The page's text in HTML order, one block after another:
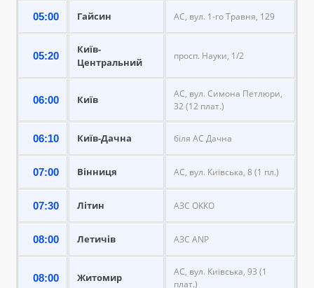
05:00 Гайсин АС, вул. 1-го Травня, 129
05:20
Київ-
Центральний
просп. Науки, 1/2
06:00 Київ
АС, вул. Симона Петлюри,
32 (12 плат.)
06:10 Київ-Дачна біля АС Дачна
07:00 Вінниця АС, вул. Київська, 8 (1 пл.)
07:30 Літин АЗС ОККО
08:00 Летичів АЗС ANP
08:00 Житомир
АС, вул. Київська, 93 (1
плат.)